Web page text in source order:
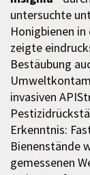
untersuchte
Honigbienen
zeigte
Bestäubung
invasiven
Erkenntnis:
Bienenstände
gemessenen